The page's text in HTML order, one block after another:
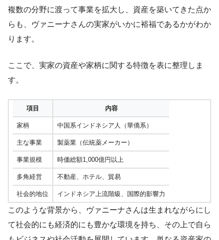
複数の分野に渡って事業を拡大し、資産を築いてきた点か
らも、ヴァニーナさんの実家がいかに裕福であるかがわか
ります。
ここで、実家の資産や家柄に関する特徴を表に整理しま
す。
項目 内容
家柄 中国系インドネシア人（華僑系）
主な事業 製薬業（伝統薬メーカー）
事業規模 時価総額1,000億円以上
多角経営 不動産、ホテル、貿易
社会的地位 インドネシア上流階級、国際的影響力
このような背景から、ヴァニーナさんは生まれながらにし
て社会的にも経済的にも豊かな環境を持ち、その上で自ら